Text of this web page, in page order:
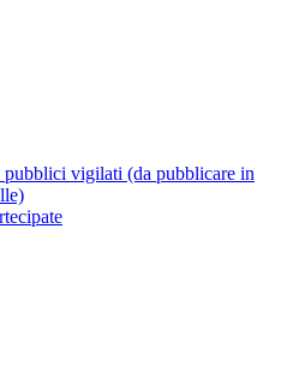
pubblici vigilati (da pubblicare in